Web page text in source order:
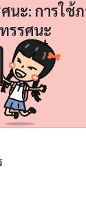
นะ: การใช้
ทรรศนะ